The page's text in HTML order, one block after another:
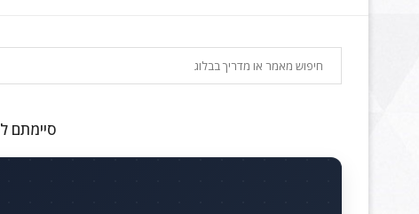
סיימתם